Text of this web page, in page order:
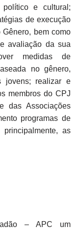
político e cultural;
de execução
bem como
avaliação da sua
medidas de
no gênero,
jovens; realizar e
membros do CPJ
das Associações
programas de
principalmente, as
– APC um